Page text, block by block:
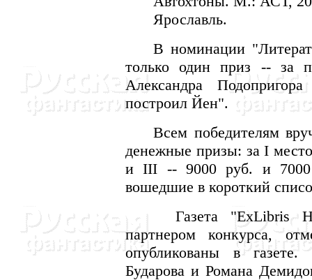
Ярославль.
В номинации
только один приз -- за
Александра
построил Йен".
Всем победителям
денежные призы: за I
и III -- 9000 руб. и 7000
вошедшие в короткий
Газета "ExLibris
партнером конкурса,
опубликованы в
Бударова и Романа